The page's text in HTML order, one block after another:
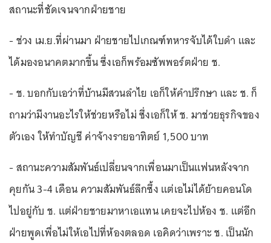
สถานะที่ชัดเจนจากฝ่ายชาย
- ช่วง เม.ย.ที่ผ่านมา ฝ่ายชายไปเกณฑ์ทหารจับได้ใบดำ และ
ได้มองอนาคตมากขึ้น ซึ่งเอก็พร้อมซัพพอร์ตฝ่าย ช.
- ช. บอกกับเอว่าที่บ้านมีสวนลำไย เอก็ให้คำปรึกษา และ ช. ก็
ถามว่ามีงานอะไรให้ช่วยหรือไม่ ซึ่งเอก็ให้ ช. มาช่วยธุรกิจของ
ตัวเอง ให้ทำบัญชี ค่าจ้างรายอาทิตย์ 1,500 บาท
- สถานะความสัมพันธ์เปลี่ยนจากเพื่อนมาเป็นแฟนหลังจาก
คุยกัน 3-4 เดือน ความสัมพันธ์ลึกซึ้ง แต่เอไม่ได้ย้ายคอนโด
ไปอยู่กับ ช. แต่ฝ่ายชายมาหาเอแทน เคยจะไปห้อง ช. แต่อีก
ฝ่ายพูดเพื่อไม่ให้เอไปที่ห้องตลอด เอคิดว่าเพราะ ช. เป็นนัก